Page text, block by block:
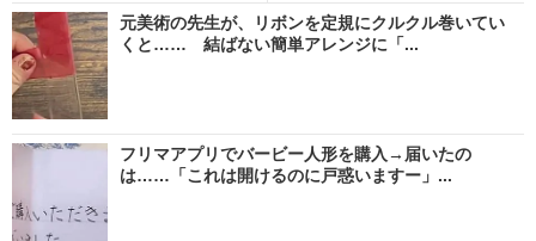
元美術の先生が、リボンを定規にクルクル巻いてい
くと…… 結ばない簡単アレンジに「...
フリマアプリでバービー人形を購入→届いたの
は……「これは開けるのに戸惑いますー」...